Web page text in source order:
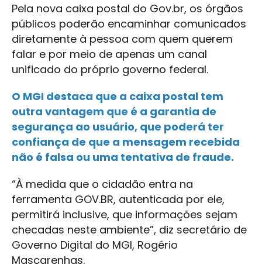
Pela nova caixa postal do Gov.br, os órgãos
públicos poderão encaminhar comunicados
diretamente à pessoa com quem querem
falar e por meio de apenas um canal
unificado do próprio governo federal.
O MGI destaca que a caixa postal tem
outra vantagem que é a garantia de
segurança ao usuário, que poderá ter
confiança de que a mensagem recebida
não é falsa ou uma tentativa de fraude.
“À medida que o cidadão entra na
ferramenta GOV.BR, autenticada por ele,
permitirá inclusive, que informações sejam
checadas neste ambiente”, diz secretário de
Governo Digital do MGI, Rogério
Mascarenhas.